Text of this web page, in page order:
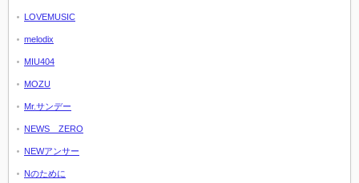
LOVEMUSIC
melodix
MIU404
MOZU
Mr.サンデー
NEWS ZERO
NEWアンサー
Nのために